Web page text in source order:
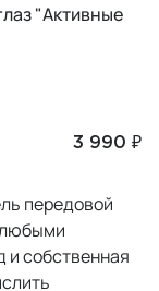
"Активные
3 990 ₽
передовой
любыми
и собственная